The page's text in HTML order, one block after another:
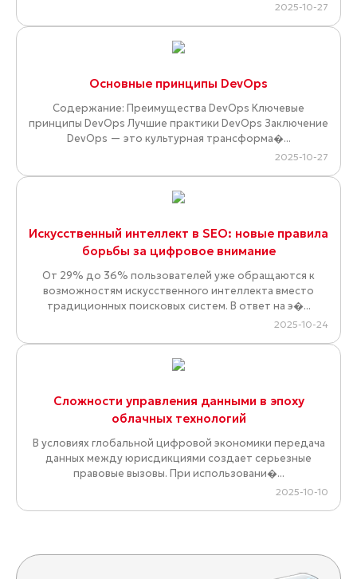
2025-10-27
Основные принципы DevOps
Содержание: Преимущества DevOps Ключевые
принципы DevOps Лучшие практики DevOps Заключение
DevOps — это культурная трансформа�...
2025-10-27
Искусственный интеллект в SEO: новые правила
борьбы за цифровое внимание
От 29% до 36% пользователей уже обращаются к
возможностям искусственного интеллекта вместо
традиционных поисковых систем. В ответ на э�...
2025-10-24
Сложности управления данными в эпоху
облачных технологий
В условиях глобальной цифровой экономики передача
данных между юрисдикциями создает серьезные
правовые вызовы. При использовани�...
2025-10-10